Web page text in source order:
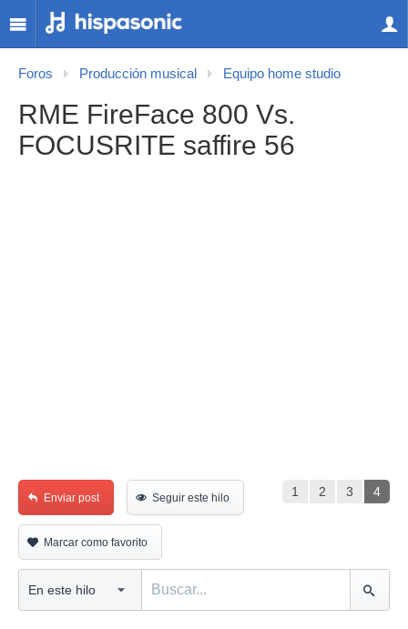
Foros Producción musical Equipo home studio
RME FireFace 800 Vs.
FOCUSRITE saffire 56
1 2 3 4
Enviar post Seguir este hilo
Marcar como favorito